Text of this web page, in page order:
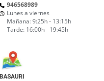
946568989
Lunes a viernes
Mañana: 9:25h - 13:15h
Tarde: 16:00h - 19:45h
BASAURI